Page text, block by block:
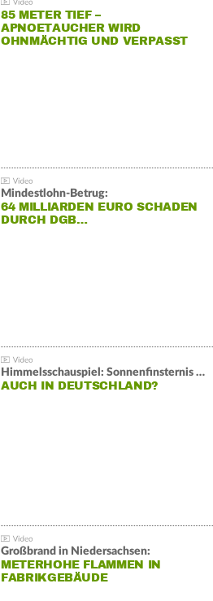
85 METER TIEF –
APNOETAUCHER WIRD
OHNMÄCHTIG UND VERPASST
Mindestlohn-Betrug:
64 MILLIARDEN EURO SCHADEN
DURCH DGB…
Himmelsschauspiel: Sonnenfinsternis über Spanien
AUCH IN DEUTSCHLAND?
Großbrand in Niedersachsen:
METERHOHE FLAMMEN IN
FABRIKGEBÄUDE